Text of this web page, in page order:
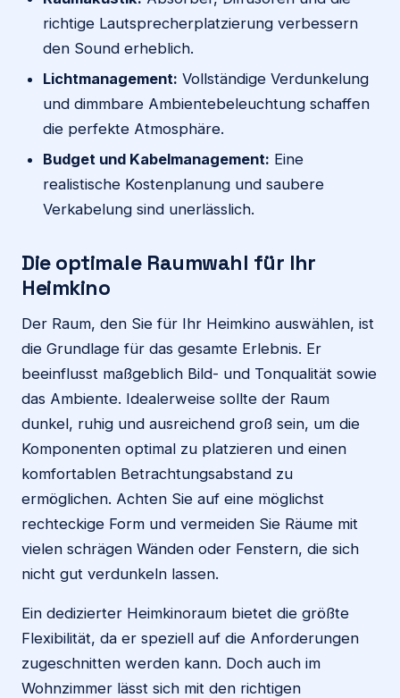
richtige Lautsprecherplatzierung verbessern
den Sound erheblich.
Lichtmanagement: Vollständige Verdunkelung
und dimmbare Ambientebeleuchtung schaffen
die perfekte Atmosphäre.
Budget und Kabelmanagement: Eine
realistische Kostenplanung und saubere
Verkabelung sind unerlässlich.
Die optimale Raumwahl für Ihr
Heimkino
Der Raum, den Sie für Ihr Heimkino auswählen, ist
die Grundlage für das gesamte Erlebnis. Er
beeinflusst maßgeblich Bild- und Tonqualität sowie
das Ambiente. Idealerweise sollte der Raum
dunkel, ruhig und ausreichend groß sein, um die
Komponenten optimal zu platzieren und einen
komfortablen Betrachtungsabstand zu
ermöglichen. Achten Sie auf eine möglichst
rechteckige Form und vermeiden Sie Räume mit
vielen schrägen Wänden oder Fenstern, die sich
nicht gut verdunkeln lassen.
Ein dedizierter Heimkinoraum bietet die größte
Flexibilität, da er speziell auf die Anforderungen
zugeschnitten werden kann. Doch auch im
Wohnzimmer lässt sich mit den richtigen